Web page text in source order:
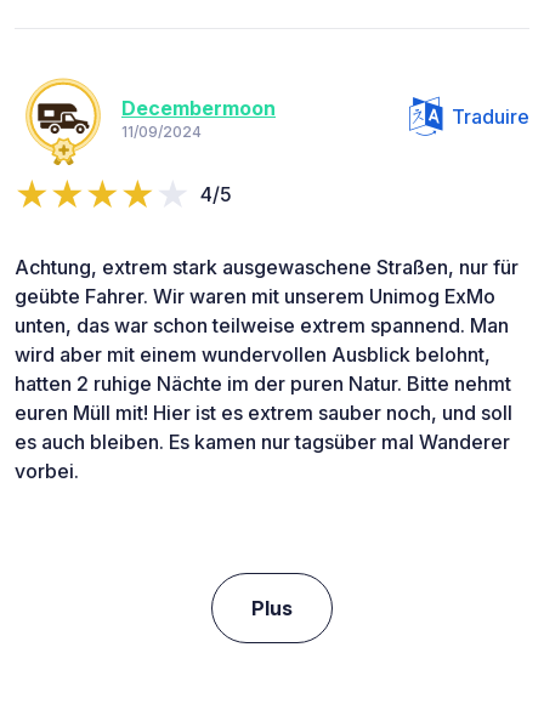
Decembermoon
11/09/2024
Traduire
4/5
Achtung, extrem stark ausgewaschene Straßen, nur für
geübte Fahrer. Wir waren mit unserem Unimog ExMo
unten, das war schon teilweise extrem spannend. Man
wird aber mit einem wundervollen Ausblick belohnt,
hatten 2 ruhige Nächte im der puren Natur. Bitte nehmt
euren Müll mit! Hier ist es extrem sauber noch, und soll
es auch bleiben. Es kamen nur tagsüber mal Wanderer
vorbei.
Plus